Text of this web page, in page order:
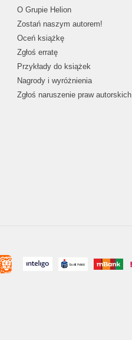
O Grupie Helion
Zostań naszym autorem!
Oceń książkę
Zgłoś erratę
Przykłady do książek
Nagrody i wyróżnienia
Zgłoś naruszenie praw autorskich